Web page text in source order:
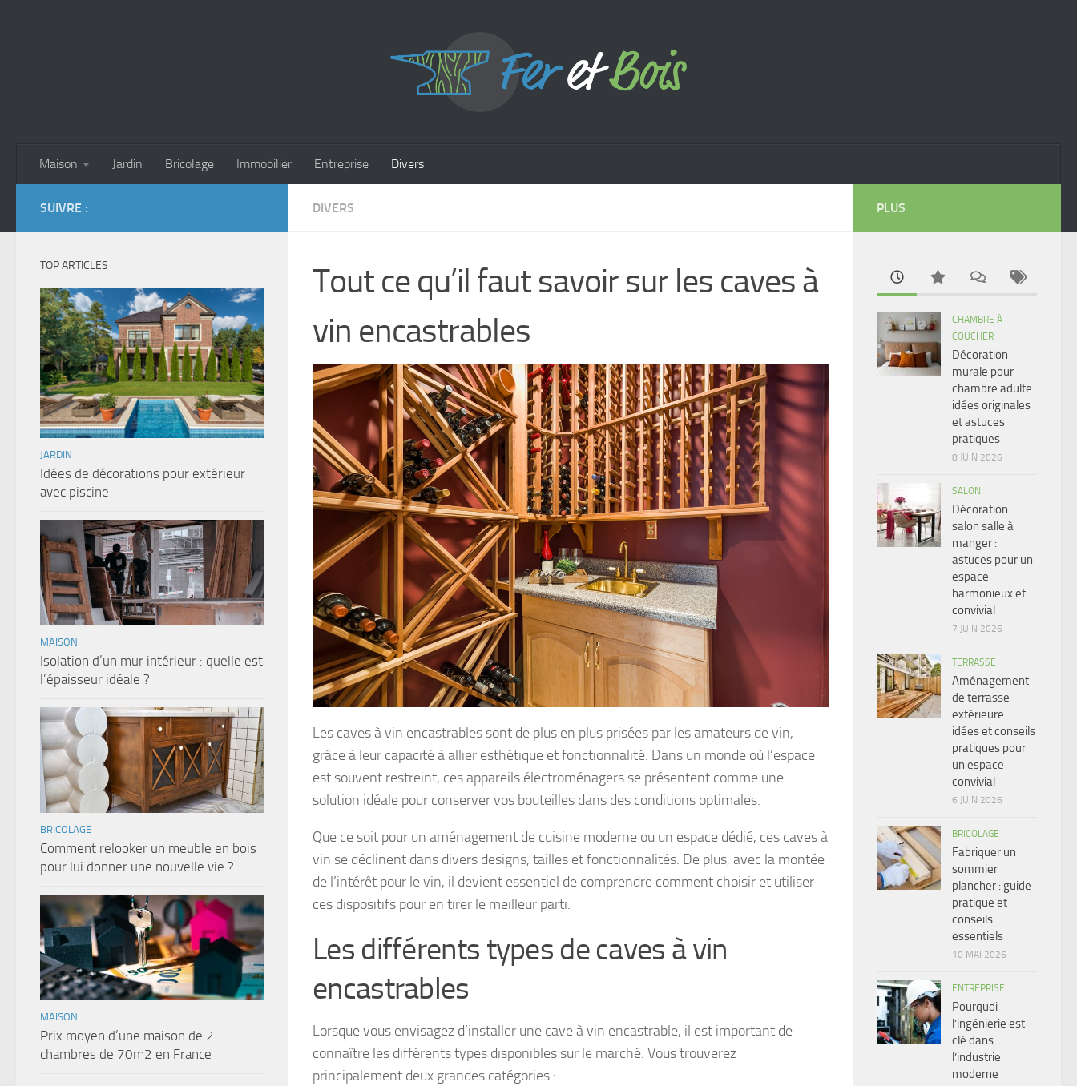
Maison Jardin Bricolage Immobilier Entreprise Divers
DIVERS
Tout ce qu’il faut savoir sur les caves à
vin encastrables
Les caves à vin encastrables sont de plus en plus prisées par les amateurs de vin,
grâce à leur capacité à allier esthétique et fonctionnalité. Dans un monde où l’espace
est souvent restreint, ces appareils électroménagers se présentent comme une
solution idéale pour conserver vos bouteilles dans des conditions optimales.
Que ce soit pour un aménagement de cuisine moderne ou un espace dédié, ces caves à
vin se déclinent dans divers designs, tailles et fonctionnalités. De plus, avec la montée
de l’intérêt pour le vin, il devient essentiel de comprendre comment choisir et utiliser
ces dispositifs pour en tirer le meilleur parti.
Les différents types de caves à vin
encastrables
Lorsque vous envisagez d’installer une cave à vin encastrable, il est important de
connaître les différents types disponibles sur le marché. Vous trouverez
principalement deux grandes catégories :
SUIVRE :
TOP ARTICLES
JARDIN
Idées de décorations pour extérieur
avec piscine
MAISON
Isolation d’un mur intérieur : quelle est
l’épaisseur idéale ?
BRICOLAGE
Comment relooker un meuble en bois
pour lui donner une nouvelle vie ?
MAISON
Prix moyen d’une maison de 2
chambres de 70m2 en France
PLUS
CHAMBRE À
COUCHER
Décoration
murale pour
chambre adulte :
idées originales
et astuces
pratiques
8 JUIN 2026
SALON
Décoration
salon salle à
manger :
astuces pour un
espace
harmonieux et
convivial
7 JUIN 2026
TERRASSE
Aménagement
de terrasse
extérieure :
idées et conseils
pratiques pour
un espace
convivial
6 JUIN 2026
BRICOLAGE
Fabriquer un
sommier
plancher : guide
pratique et
conseils
essentiels
10 MAI 2026
ENTREPRISE
Pourquoi
l’ingénierie est
clé dans
l’industrie
moderne